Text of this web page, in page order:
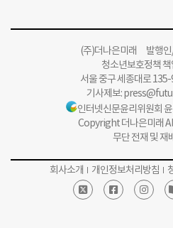
(주)더나은미래 발행
청소년보호정책 책
서울 중구 세종대로
기사제보:
인터넷신문윤리위원회
Copyright 더나은미래
무단 전재 및 재
회사소개 개인정보처리방침